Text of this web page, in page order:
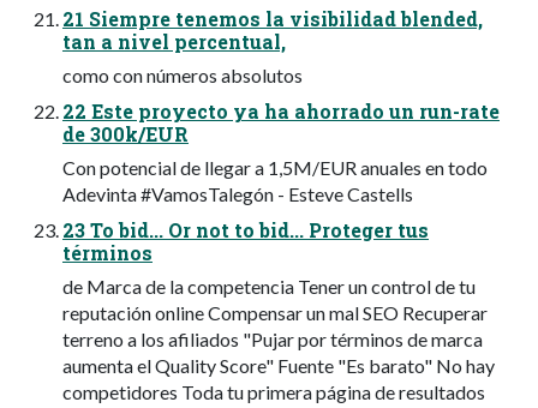
21 Siempre tenemos la visibilidad blended,
tan a nivel percentual,
como con números absolutos
22 Este proyecto ya ha ahorrado un run-rate
de 300k/EUR
Con potencial de llegar a 1,5M/EUR anuales en todo
Adevinta #VamosTalegón - Esteve Castells
23 To bid... Or not to bid... Proteger tus
términos
de Marca de la competencia Tener un control de tu
reputación online Compensar un mal SEO Recuperar
terreno a los afiliados "Pujar por términos de marca
aumenta el Quality Score" Fuente "Es barato" No hay
competidores Toda tu primera página de resultados